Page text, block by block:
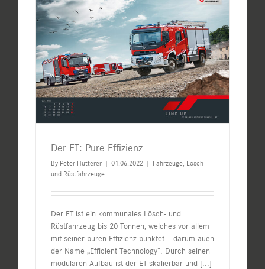
Der ET: Pure Effizienz
By Peter Hutterer | 01.06.2022 | Fahrzeuge, Lösch-
und Rüstfahrzeuge
Der ET ist ein kommunales Lösch- und
Rüstfahrzeug bis 20 Tonnen, welches vor allem
mit seiner puren Effizienz punktet – darum auch
der Name „Efficient Technology“. Durch seinen
modularen Aufbau ist der ET skalierbar und [...]